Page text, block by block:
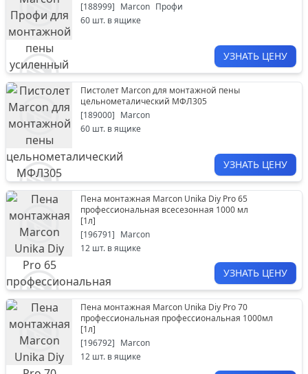
[188999] Marcon Профи
60 шт. в ящике
УЗНАТЬ ЦЕНУ
Пистолет Marcon для монтажной пены
цельнометалический МФЛ305
[189000] Marcon
60 шт. в ящике
УЗНАТЬ ЦЕНУ
Пена монтажная Marcon Unika Diy Pro 65
профессиональная всесезонная 1000 мл
[1л]
[196791] Marcon
12 шт. в ящике
УЗНАТЬ ЦЕНУ
Пена монтажная Marcon Unika Diy Pro 70
профессиональная профессиональная 1000мл
[1л]
[196792] Marcon
12 шт. в ящике